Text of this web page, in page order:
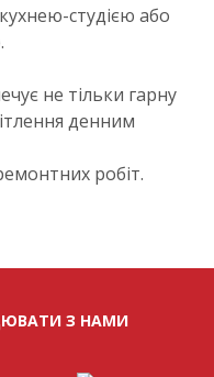
студією або
не тільки гарну
денним
робіт.
З НАМИ